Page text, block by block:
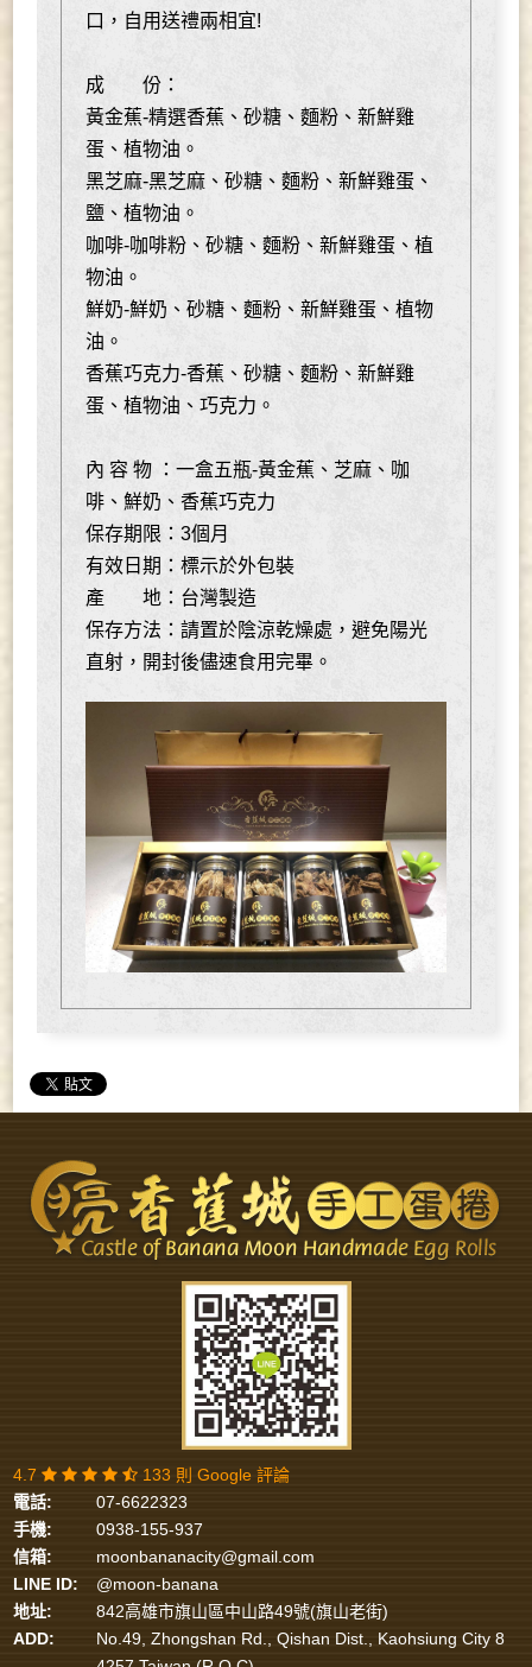
口，自用送禮兩相宜!
成 份：
黃金蕉-精選香蕉、砂糖、麵粉、新鮮雞
蛋、植物油。
黑芝麻-黑芝麻、砂糖、麵粉、新鮮雞蛋、
鹽、植物油。
咖啡-咖啡粉、砂糖、麵粉、新鮮雞蛋、植
物油。
鮮奶-鮮奶、砂糖、麵粉、新鮮雞蛋、植物
油。
香蕉巧克力-香蕉、砂糖、麵粉、新鮮雞
蛋、植物油、巧克力。
內 容 物 ：一盒五瓶-黃金蕉、芝麻、咖
啡、鮮奶、香蕉巧克力
保存期限：3個月
有效日期：標示於外包裝
產 地：台灣製造
保存方法：請置於陰涼乾燥處，避免陽光
直射，開封後儘速食用完畢。
4.7
133 則 Google 評論
電話:
07-6622323
手機:
0938-155-937
信箱:
moonbananacity@gmail.com
LINE ID:
@moon-banana
地址:
842高雄市旗山區中山路49號(旗山老街)
ADD:
No.49, Zhongshan Rd., Qishan Dist., Kaohsiung City 8